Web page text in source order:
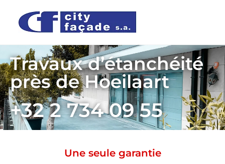
Travaux d’étanchéité
près de Hoeilaart
+32 2 734 09 55
Une seule garantie